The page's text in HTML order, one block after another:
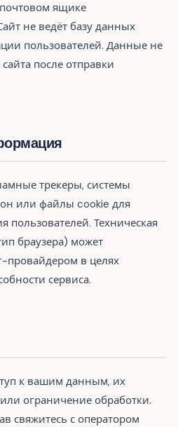
ящике
не ведёт базу данных
пользователей. Данные не
после отправки
трекеры, системы
или файлы cookie для
пользователей. Техническая
браузера) может
провайдером в целях
сервиса.
к вашим данным, их
ограничение обработки.
свяжитесь с оператором